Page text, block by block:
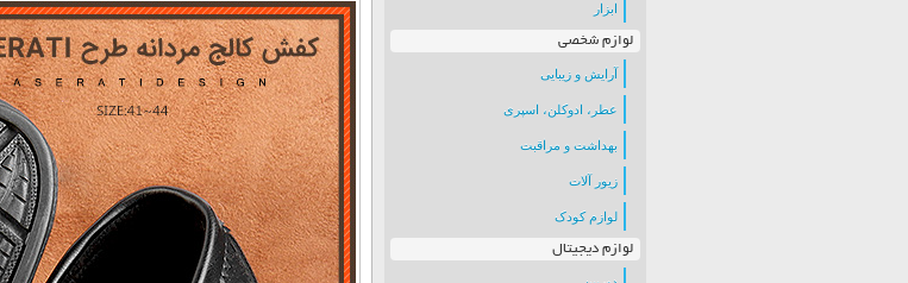
ابزار
لوازم شخصی
آرایش و زیبایی
عطر، ادوکلن، اسپری
بهداشت و مراقبت
زیور آلات
لوازم کودک
لوازم دیجیتال